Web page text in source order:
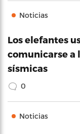
Noticias
Los elefantes
comunicarse a
sísmicas
0
Noticias